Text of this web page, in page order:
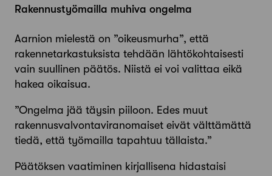
Rakennustyömailla muhiva ongelma
Aarnion mielestä on ”oikeusmurha”, että
rakennetarkastuksista tehdään lähtökohtaisesti
vain suullinen päätös. Niistä ei voi valittaa eikä
hakea oikaisua.
”Ongelma jää täysin piiloon. Edes muut
rakennusvalvontaviranomaiset eivät välttämättä
tiedä, että työmailla tapahtuu tällaista.”
Päätöksen vaatiminen kirjallisena hidastaisi